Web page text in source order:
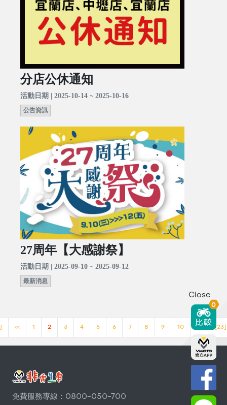
分店公休通知
活動日期 | 2025-10-14 ~ 2025-10-16
公告資訊
27周年【大感謝祭】
活動日期 | 2025-09-10 ~ 2025-09-12
最新消息
<< 1 2 3 4 5 6 7 8 9 10 >> [23]
免費服務專線：0800-050-700
Close
0